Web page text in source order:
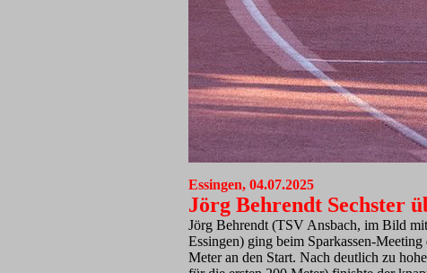
Essingen, 04.07.2025
Jörg Behrendt Sechster
Jörg Behrendt (TSV Ansbach, im Bild
Essingen) ging beim Sparkassen-
Meter an den Start. Nach deutlich zu